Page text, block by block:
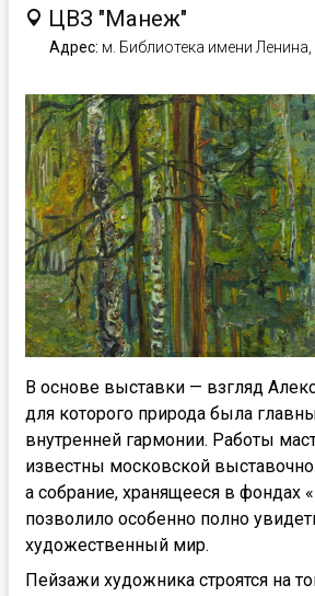
ЦВЗ "Манеж"
Адрес: м. Библиотека имени Ленина
В основе выставки — взгляд
для которого природа была
внутренней гармонии. Работы
известны московской
а собрание, хранящееся в фондах
позволило особенно полно
художественный мир.
Пейзажи художника строятся на